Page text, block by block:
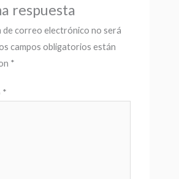
respuesta
de correo electrónico no será
campos obligatorios están
*
*